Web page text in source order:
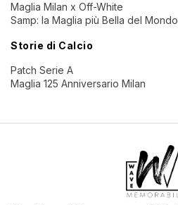
Maglia Milan x Off-White
Samp: la Maglia più Bella del Mondo
Storie di Calcio
Patch Serie A
Maglia 125 Anniversario Milan